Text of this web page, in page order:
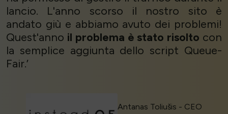
lancio. L'anno scorso il nostro sito è
andato giù e abbiamo avuto dei problemi!
Quest'anno il problema è stato risolto con
la semplice aggiunta dello script Queue-
Fair.’
Antanas Toliušis - CEO